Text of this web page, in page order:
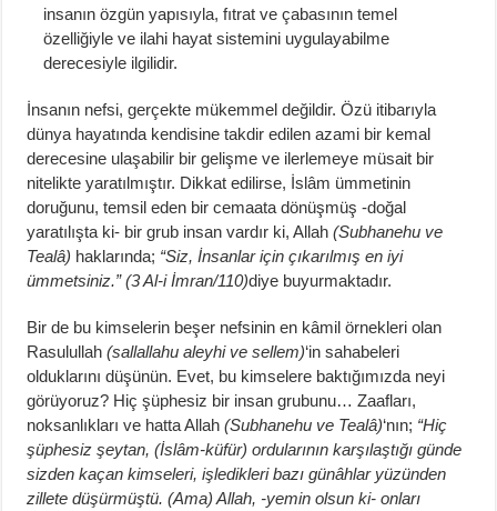
insanın özgün yapısıyla, fıtrat ve çabasının temel
özelliğiyle ve ilahi hayat sistemini uygulayabilme
derecesiyle ilgilidir.
İnsanın nefsi, gerçekte mükemmel değildir. Özü itibarıyla
dünya hayatında kendisine takdir edilen azami bir kemal
derecesine ulaşabilir bir gelişme ve ilerlemeye müsait bir
nitelikte yaratılmıştır. Dikkat edilirse, İslâm ümmetinin
doruğunu, temsil eden bir cemaata dönüşmüş -doğal
yaratılışta ki- bir grub insan vardır ki, Allah(Subhanehu ve
Tealâ) haklarında; “Siz, İnsanlar için çıkarılmış en iyi
ümmetsiniz.” (3 Al-i İmran/110)diye buyurmaktadır.
Bir de bu kimselerin beşer nefsinin en kâmil örnekleri olan
Rasulullah(sallallahu aleyhi ve sellem)‘in sahabeleri
olduklarını düşünün. Evet, bu kimselere baktığımızda neyi
görüyoruz? Hiç şüphesiz bir insan grubunu… Zaafları,
noksanlıkları ve hatta Allah(Subhanehu ve Tealâ)‘nın; “Hiç
şüphesiz şeytan, (İslâm-küfür) ordularının karşılaştığı günde
sizden kaçan kimseleri, işledikleri bazı günâhlar yüzünden
zillete düşürmüştü. (Ama) Allah, -yemin olsun ki- onları